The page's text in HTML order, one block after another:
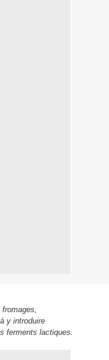
y introduire
ferments lactiques.